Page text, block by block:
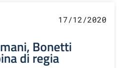
17/12/2020
Bonetti
di regia